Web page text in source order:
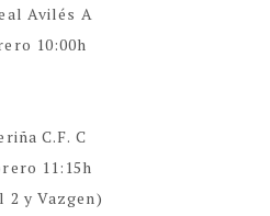
Avilés A
10:00h
C.F. C
11:15h
2 y Vazgen)